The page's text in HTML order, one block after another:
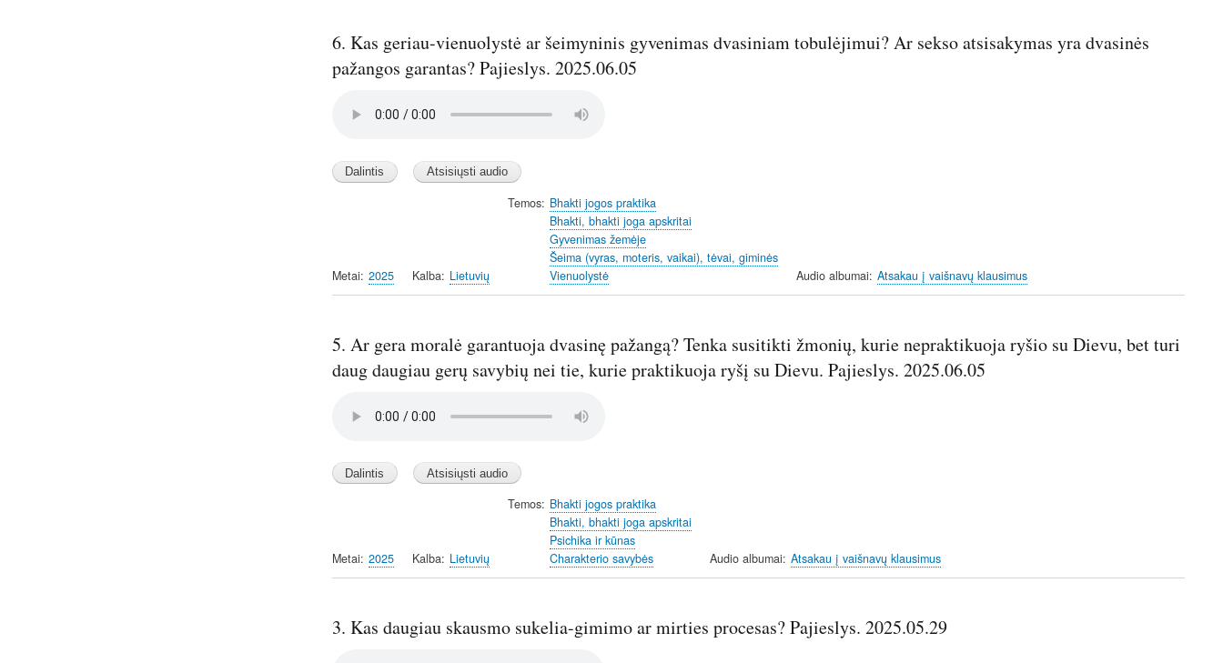
6. Kas geriau-vienuolystė ar šeimyninis gyvenimas dvasiniam tobulėjimui? Ar sekso atsisakymas yra dvasinės
pažangos garantas? Pajieslys. 2025.06.05
Metai 2025 Kalba Lietuvių
Temos Bhakti jogos praktika
Bhakti, bhakti joga apskritai
Gyvenimas žemėje
Šeima (vyras, moteris, vaikai), tėvai, giminės
Vienuolystė
Audio albumai Atsakau į vaišnavų klausimus
5. Ar gera moralė garantuoja dvasinę pažangą? Tenka susitikti žmonių, kurie nepraktikuoja ryšio su Dievu, bet turi
daug daugiau gerų savybių nei tie, kurie praktikuoja ryšį su Dievu. Pajieslys. 2025.06.05
Metai 2025 Kalba Lietuvių
Temos Bhakti jogos praktika
Bhakti, bhakti joga apskritai
Psichika ir kūnas
Charakterio savybės
Audio albumai Atsakau į vaišnavų klausimus
3. Kas daugiau skausmo sukelia-gimimo ar mirties procesas? Pajieslys. 2025.05.29